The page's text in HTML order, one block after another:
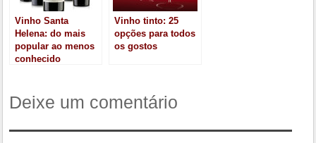
Vinho Santa
Helena: do mais
popular ao menos
conhecido
Vinho tinto: 25
opções para todos
os gostos
Deixe um comentário